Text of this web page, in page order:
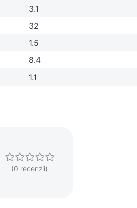
3.1
32
1.5
8.4
1.1
(0 recenzii)